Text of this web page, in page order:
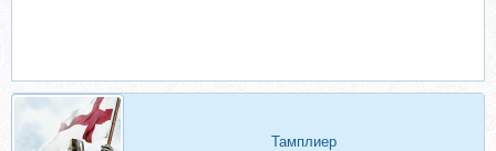
Тамплиер